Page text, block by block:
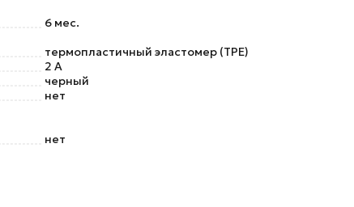
6 мес.
термопластичный эластомер (TPE)
2 А
черный
нет
нет